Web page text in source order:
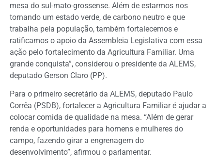
mesa do sul-mato-grossense. Além de estarmos nos
tornando um estado verde, de carbono neutro e que
trabalha pela população, também fortalecemos e
ratificamos o apoio da Assembleia Legislativa com essa
ação pelo fortalecimento da Agricultura Familiar. Uma
grande conquista”, considerou o presidente da ALEMS,
deputado Gerson Claro (PP).
Para o primeiro secretário da ALEMS, deputado Paulo
Corrêa (PSDB), fortalecer a Agricultura Familiar é ajudar a
colocar comida de qualidade na mesa. “Além de gerar
renda e oportunidades para homens e mulheres do
campo, fazendo girar a engrenagem do
desenvolvimento”, afirmou o parlamentar.